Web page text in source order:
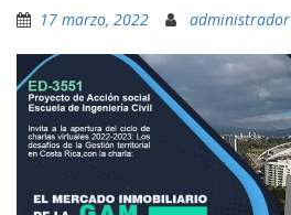
17 marzo, 2022 administrador